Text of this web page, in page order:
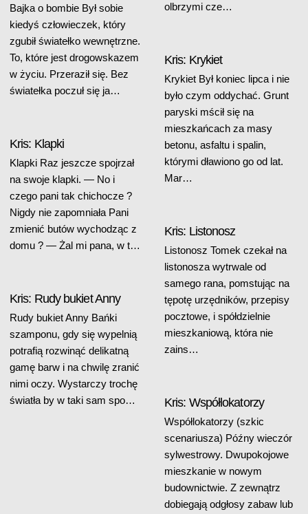
olbrzymi cze…
Bajka o bombie Był sobie
kiedyś człowieczek, który
zgubił światełko wewnętrzne.
To, które jest drogowskazem
w życiu. Przeraził się. Bez
światełka poczuł się ja…
Kris: Krykiet
Krykiet Był koniec lipca i nie
było czym oddychać. Grunt
paryski mścił się na
mieszkańcach za masy
betonu, asfaltu i spalin,
którymi dławiono go od lat.
Mar…
Kris: Klapki
Klapki Raz jeszcze spojrzał
na swoje klapki. — No i
czego pani tak chichocze ?
Nigdy nie zapomniała Pani
zmienić butów wychodząc z
domu ? — Żal mi pana, w t…
Kris: Listonosz
Listonosz Tomek czekał na
listonosza wytrwale od
samego rana, pomstując na
tępotę urzędników, przepisy
pocztowe, i spółdzielnie
mieszkaniową, która nie
zains…
Kris: Rudy bukiet Anny
Rudy bukiet Anny Bańki
szamponu, gdy się wypelnią
potrafią rozwinąć delikatną
gamę barw i na chwilę zranić
nimi oczy. Wystarczy trochę
światła by w taki sam spo…
Kris: Współlokatorzy
Współlokatorzy (szkic
scenariusza) Późny wieczór
sylwestrowy. Dwupokojowe
mieszkanie w nowym
budownictwie. Z zewnątrz
dobiegają odgłosy zabaw lub